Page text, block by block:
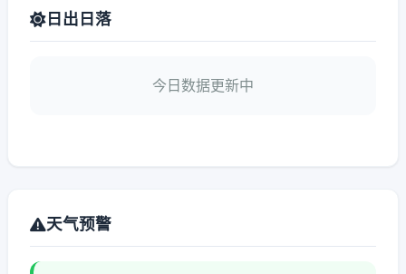
日出日落
今日数据更新中
天气预警